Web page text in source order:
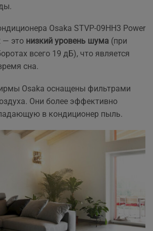
Osaka STVP-09HH3 Power
— это низкий уровень шума (при
всего 19 дБ), что является
сна.
Osaka оснащены фильтрами
Они более эффективно
в кондиционер пыль.